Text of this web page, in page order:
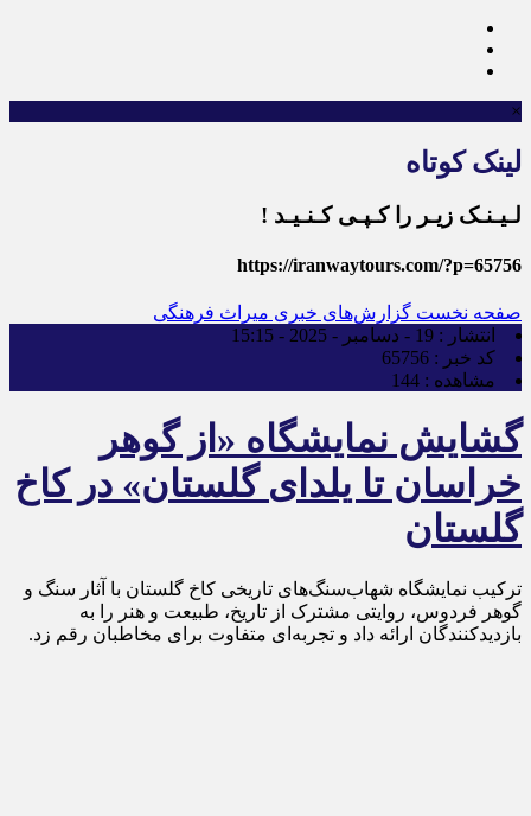
×
لینک کوتاه
لـیـنـک زیـر را کـپـی کـنـیـد !
https://iranwaytours.com/?p=65756
صفحه نخست گزارش‌های خبری میراث فرهنگی
انتشار : 19 - دسامبر - 2025 - 15:15
کد خبر : 65756
مشاهده : 144
گشایش نمایشگاه «از گوهر
خراسان تا یلدای گلستان» در کاخ
گلستان
ترکیب نمایشگاه شهاب‌سنگ‌های تاریخی کاخ گلستان با آثار سنگ و
گوهر فردوس، روایتی مشترک از تاریخ، طبیعت و هنر را به
بازدیدکنندگان ارائه داد و تجربه‌ای متفاوت برای مخاطبان رقم زد.